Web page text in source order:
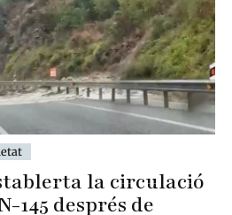
la circulació
145 després de